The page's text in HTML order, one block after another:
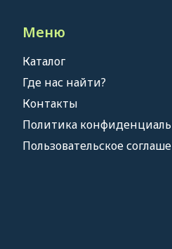
Меню
Каталог
Где нас найти?
Контакты
Политика
Пользовательское